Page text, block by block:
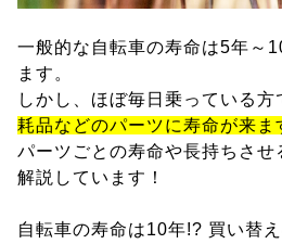
一般的な自転車の寿命は5年～
ます。
しかし、ほぼ毎日乗っている方
耗品などのパーツに寿命が来ま
パーツごとの寿命や長持ちさ
解説しています！
自転車の寿命は10年!? 買い替